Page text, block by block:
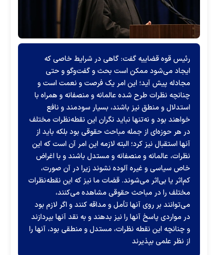
رئیس قوه قضاییه گفت: گاهی در شرایط خاصی که
ایجاد می‌شود ممکن است بحث و گفت‌وگو و حتی
مجادله پیش آید؛ این امر یک فرصت و نعمت است و
چنانچه نظرات طرح شده عالمانه و منصفانه و همراه با
استدلال و منطق نیز باشند، بسیار سودمند و نافع
خواهند بود و نه‌تنها نباید نگران این نقطه‌نظرات مختلف
در هر حوزه‌ای از جمله مباحث حقوقی بود بلکه باید از
آنها استقبال نیز کرد؛ البته لازمه این امر آن است که این
نظرات، عالمانه و منصفانه و مستدل باشند و با اغراض
خاص سیاسی و غیره آلوده نشوند زیرا در آن صورت،
کم‌اثر یا بی‌اثر می‌شوند. قضات ما نیز که این نقطه‌نظرات
مختلف را در مباحث حقوقی مشاهده می‌کنند،
می‌توانند بر روی آنها تأمل و مداقه کنند و اگر لازم بود
در مواردی پاسخ آنها را نیز بدهند و به نقد آنها بپردازند
و چنانچه این نقطه نظرات، مستدل و منطقی بود، آنها را
از نظر علمی بپذیرند